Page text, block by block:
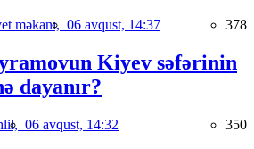
məkanı, 06 avqust, 14:37 378
Kiyev səfərinin
dayanır?
06 avqust, 14:32 350